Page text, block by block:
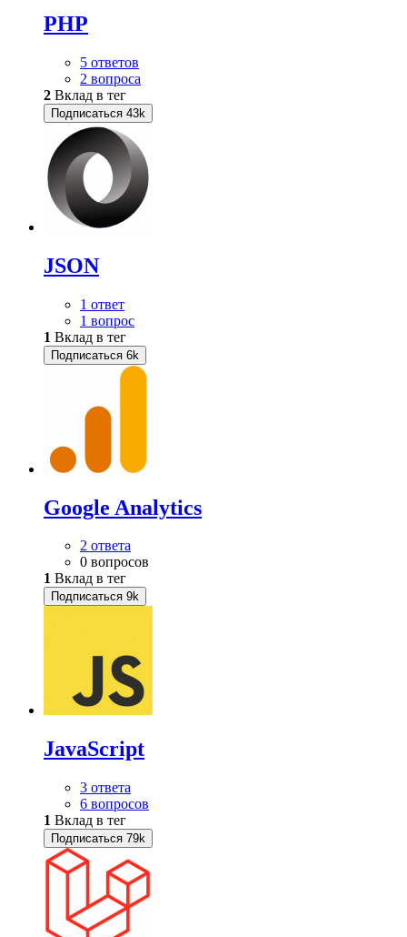
PHP
5 ответов
2 вопроса
2 Вклад в тег
Подписаться 43k
JSON
1 ответ
1 вопрос
1 Вклад в тег
Подписаться 6k
Google Analytics
2 ответа
0 вопросов
1 Вклад в тег
Подписаться 9k
JavaScript
3 ответа
6 вопросов
1 Вклад в тег
Подписаться 79k